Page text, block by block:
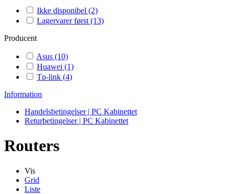
Ikke disponibel (2)
Lagervarer først (13)
Producent
Asus (10)
Huawei (1)
Tp-link (4)
Information
Handelsbetingelser | PC Kabinettet
Returbetingelser | PC Kabinettet
Routers
Vis
Grid
Liste